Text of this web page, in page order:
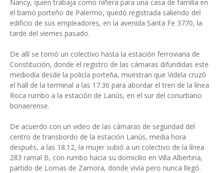
Nancy, quien trabaja como niñera para una casa de familia en
el barrio porteño de Palermo, quedó registrada saliendo del
edificio de sus empleadores, en la avenida Santa Fe 3770, la
tarde del viernes pasado.
De allí se tomó un colectivo hasta la estación ferroviaria de
Constitución, donde el registro de las cámaras difundidas este
mediodía desde la policía porteña, muestran que Videla cruzó
el hall de la terminal a las 17.36 para abordar el tren de la línea
Roca rumbo a la estación de Lanús, en el sur del conurbano
bonaerense.
De acuerdo con un video de las cámaras de seguridad del
centro de transbordo de la estación Lanús, media hora
después, a las 18.12, la mujer subió a un colectivo de la línea
283 ramal B, con rumbo hacia su domicilio en Villa Albertina,
partido de Lomas de Zamora, donde vivía pero nunca llegó.